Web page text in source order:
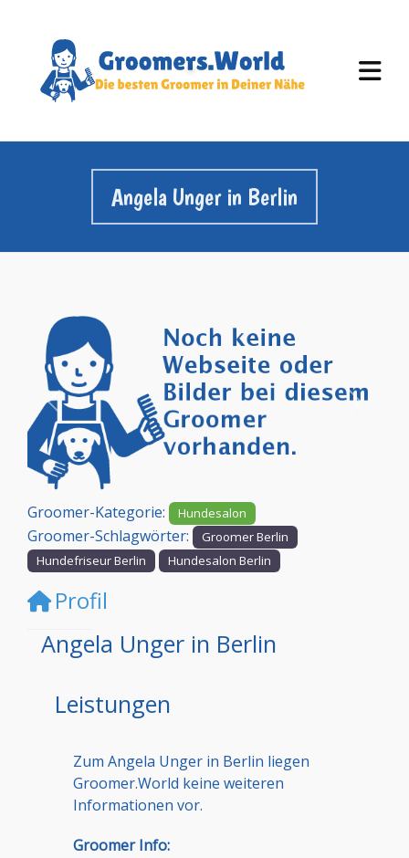
Angela Unger in Berlin
Vorheriges
Groomer-Kategorie: Hundesalon
Groomer-Schlagwörter:
Groomer Berlin
Hundefriseur Berlin
Hundesalon Berlin
Profil
Angela Unger in Berlin
Leistungen
Zum Angela Unger in Berlin liegen
Groomer.World keine weiteren
Informationen vor.
Groomer Info: